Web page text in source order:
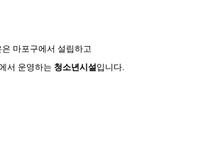
은 마포구에서 설립하고
서 운영하는 청소년시설입니다.